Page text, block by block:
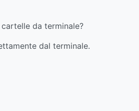
da terminale?
dal terminale.